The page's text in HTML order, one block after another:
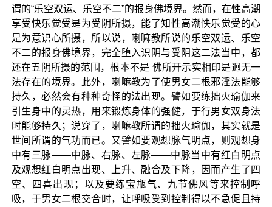
谓的“乐空双运、乐空不二”的报身佛境界。然而，在性高潮
享受快乐觉受是为受阴所摄，能了知性高潮快乐觉受的心
是为意识心所摄，所以说，喇嘛教所说的乐空双运、乐空
不二的报身佛境界，完全堕入识阴与受阴这二法当中，都
还在五阴所摄的范围，根本不是 佛所开示实相印是迥无一
法存在的境界。此外，喇嘛教为了使男女二根邪淫法能够
持久，必然会有种种奇怪的法出现。譬如要练拙火瑜伽来
引生身中的灵热，用来锻炼身体的强健，于行男女双身法
时能够持久；说穿了，喇嘛教所谓的拙火瑜伽，其实就是
世间所谓的气功而已。又譬如要观想脉气明点，则观想身
中有三脉——中脉、右脉、左脉——中脉当中有红白明点
及观想红白明点出现、上升、融合及下降，因而产生了四
空、四喜出现；以及要练宝瓶气、九节佛风等来控制呼
吸，于男女二根交合时，让呼吸受到控制得以不急促且持